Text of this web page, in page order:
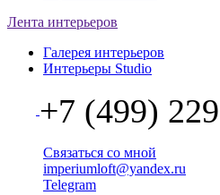
Лента интерьеров
Галерея интерьеров
Интерьеры Studio
+7 (499)
Связаться со мной
imperiumloft@yandex.ru
Telegram